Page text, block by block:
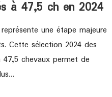
à 47,5 ch en 2024
une étape majeure
Cette sélection 2024 des
chevaux permet de